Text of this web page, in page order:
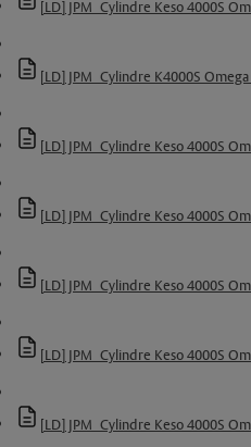
[LD] JPM_Cylindre Keso 4000S
[LD] JPM_Cylindre K4000S
[LD] JPM_Cylindre Keso 4000S
[LD] JPM_Cylindre Keso 4000S
[LD] JPM_Cylindre Keso 4000S
[LD] JPM_Cylindre Keso 4000S
[LD] JPM_Cylindre Keso 4000S